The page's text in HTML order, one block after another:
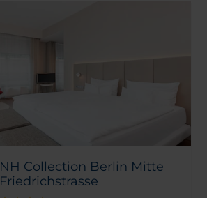
NH Collection Berlin Mitte
Friedrichstrasse